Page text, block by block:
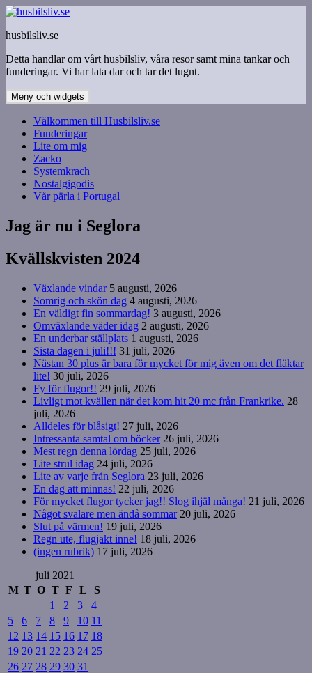
Hoppa
innehåll
husbilsliv.se
Detta handlar om vårt husbilsliv, våra resor samt mina tankar och
funderingar. Vi har lata dar och tar det lugnt.
Meny och widgets
Välkommen till Husbilsliv.se
Funderingar
Lite om mig
Zacko
Systemkrach
Nostalgigodis
Vår pärla i Portugal
Jag är nu i Seglora
Kvällskvisten 2024
Växlande vindar 5 augusti, 2026
Somrig och skön dag 4 augusti, 2026
En väldigt fin sommardag! 3 augusti, 2026
Omväxlande väder idag 2 augusti, 2026
En underbar ställplats 1 augusti, 2026
Sista dagen i juli!!! 31 juli, 2026
Nästan 30 plus är bara för mycket för mig även om det fläktar
lite! 30 juli, 2026
Fy för flugor!! 29 juli, 2026
Livligt mot kvällen när det kom hit 20 mc från Frankrike. 28
juli, 2026
Alldeles för blåsigt! 27 juli, 2026
Intressanta samtal om böcker 26 juli, 2026
Mest regn denna lördag 25 juli, 2026
Lite strul idag 24 juli, 2026
Lite av varje från Seglora 23 juli, 2026
En dag att minnas! 22 juli, 2026
För mycket flugor tycker jag!! Slog ihjäl många! 21 juli, 2026
Något svalare men ändå sommar 20 juli, 2026
Slut på värmen! 19 juli, 2026
Regn ute, flugjakt inne! 18 juli, 2026
(ingen rubrik) 17 juli, 2026
juli 2021
M T O T F L
S
1
2 3
4
5
6 7 8 9 10 11
12 13 14 15 16 17 18
19 20 21 22 23 24 25
26 27 28 29 30 31